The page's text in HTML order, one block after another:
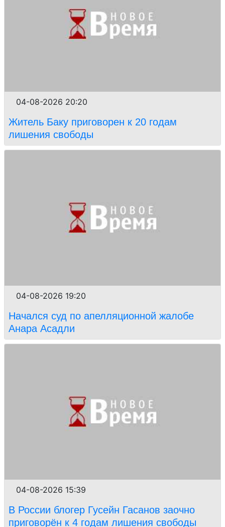
04-08-2026 20:20
Житель Баку приговорен к 20 годам
лишения свободы
04-08-2026 19:20
Начался суд по апелляционной жалобе
Анара Асадли
04-08-2026 15:39
В России блогер Гусейн Гасанов заочно
приговорён к 4 годам лишения свободы